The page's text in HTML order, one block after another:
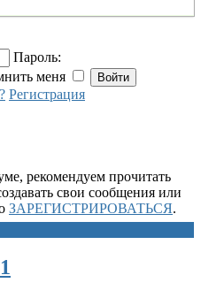
Пароль:
меня
Регистрация
рекомендуем прочитать
свои сообщения или
ЗАРЕГИСТРИРОВАТЬСЯ.